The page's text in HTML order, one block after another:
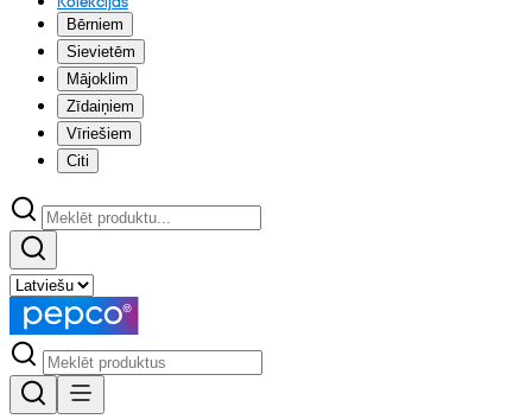
Bērniem
Sievietēm
Mājoklim
Zīdaiņiem
Vīriešiem
Citi